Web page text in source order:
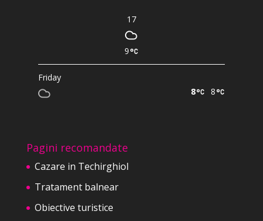
17
9
Friday
8
8
Pagini recomandate
Cazare in Techirghiol
Tratament balnear
Obiective turistice